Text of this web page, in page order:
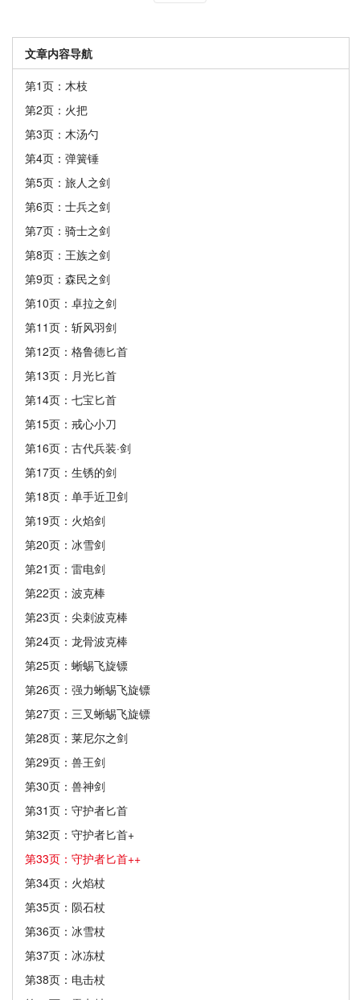
文章内容导航
第1页：木枝
第2页：火把
第3页：木汤勺
第4页：弹簧锤
第5页：旅人之剑
第6页：士兵之剑
第7页：骑士之剑
第8页：王族之剑
第9页：森民之剑
第10页：卓拉之剑
第11页：斩风羽剑
第12页：格鲁德匕首
第13页：月光匕首
第14页：七宝匕首
第15页：戒心小刀
第16页：古代兵装·剑
第17页：生锈的剑
第18页：单手近卫剑
第19页：火焰剑
第20页：冰雪剑
第21页：雷电剑
第22页：波克棒
第23页：尖刺波克棒
第24页：龙骨波克棒
第25页：蜥蜴飞旋镖
第26页：强力蜥蜴飞旋镖
第27页：三叉蜥蜴飞旋镖
第28页：莱尼尔之剑
第29页：兽王剑
第30页：兽神剑
第31页：守护者匕首
第32页：守护者匕首+
第33页：守护者匕首++
第34页：火焰杖
第35页：陨石杖
第36页：冰雪杖
第37页：冰冻杖
第38页：电击杖